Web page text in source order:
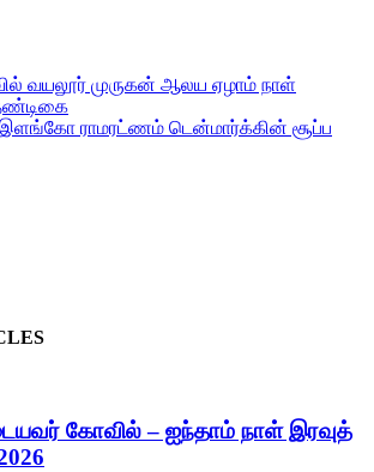
வயலூர் முருகன் ஆலய ஏழாம் நாள்
தண்டிகை
ராமரட்ணம் டென்மார்க்கின் சூப்ப
கோவில் – ஐந்தாம் நாள் இரவுத்